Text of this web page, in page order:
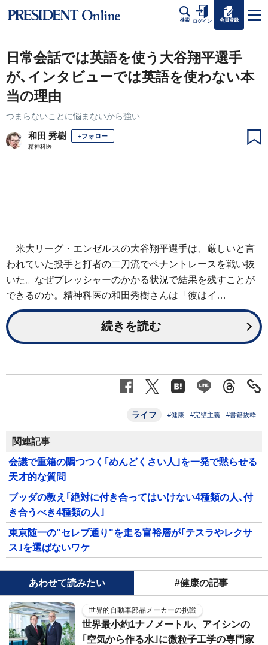
検索 ログイン 会員登録
日常会話では英語を使う大谷翔平選手
が､インタビューでは英語を使わない本
当の理由
つまらないことに悩まないから強い
和田 秀樹 +フォロー
精神科医
米大リーグ・エンゼルスの大谷翔平選手は、厳しいと言
われていた投手と打者の二刀流でペナントレースを戦い抜
いた。なぜプレッシャーのかかる状況で結果を残すことが
できるのか。精神科医の和田秀樹さんは「彼はイ…
続きを読む
ライフ #健康 #完璧主義 #書籍抜粋
関連記事
会議で重箱の隅つつく｢めんどくさい人｣を一発で黙らせる
天才的な質問
ブッダの教え｢絶対に付き合ってはいけない4種類の人､付
き合うべき4種類の人｣
東京随一の"セレブ通り"を走る富裕層が｢テスラやレクサ
ス｣を選ばないワケ
あわせて読みたい #健康の記事
世界的自動車部品メーカーの挑戦
世界最小約1ナノメートル、アイシンの
｢空気から作る水｣に微粒子工学の専門家